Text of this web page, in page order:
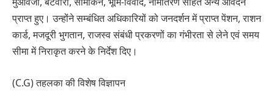
प्राप्त हुए। उन्होंने सम्बंधित अधिकारियों को जनदर्शन में प्राप्त पेंशन, राशन
कार्ड, मजदूरी भुगतान, राजस्व संबंधी प्रकरणों का गंभीरता से लेने एवं समय
सीमा में निराकृत करने के निर्देश दिए।
(C.G) तहलका की विशेष विज्ञापन